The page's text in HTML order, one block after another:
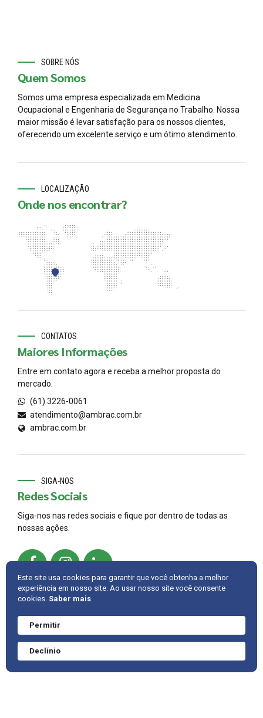
SOBRE NÓS
Quem Somos
Somos uma empresa especializada em Medicina
Ocupacional e Engenharia de Segurança no Trabalho. Nossa
maior missão é levar satisfação para os nossos clientes,
oferecendo um excelente serviço e um ótimo atendimento.
LOCALIZAÇÃO
Onde nos encontrar?
CONTATOS
Maiores Informações
Entre em contato agora e receba a melhor proposta do
mercado.
(61) 3226-0061
atendimento@ambrac.com.br
ambrac.com.br
SIGA-NOS
Redes Sociais
Siga-nos nas redes sociais e fique por dentro de todas as
nossas ações.
INTRANET
Este site usa cookies para garantir que você obtenha a melhor
experiência em nosso site. Ao usar nosso site você consente
cookies. Saber mais
Permitir
Declínio
Precisa de ajuda?
Converve agora